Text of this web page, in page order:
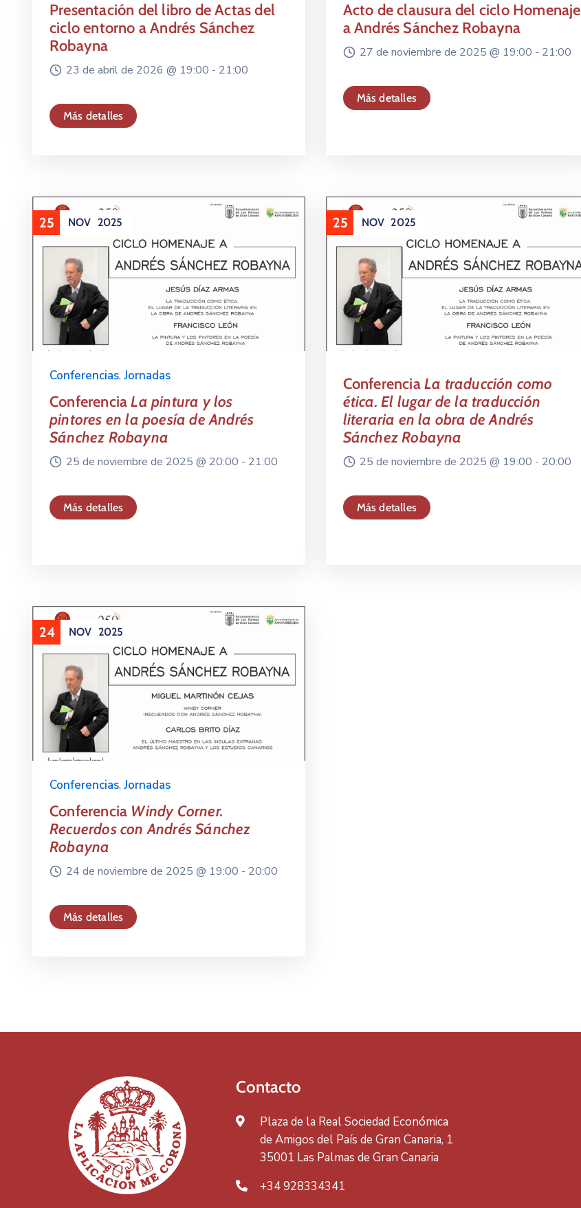
Presentación del libro de Actas del
ciclo entorno a Andrés Sánchez
Robayna
23 de abril de 2026 @ 19:00 - 21:00
Más detalles
Acto de clausura del ciclo Homenaje
a Andrés Sánchez Robayna
27 de noviembre de 2025 @ 19:00 - 21:00
Más detalles
25 NOV 2025
Conferencias, Jornadas
ConferenciaLa pintura y los
pintores en la poesía de Andrés
Sánchez Robayna
25 de noviembre de 2025 @ 20:00 - 21:00
Más detalles
25 NOV 2025
ConferenciaLa traducción como
ética. El lugar de la traducción
literaria en la obra de Andrés
Sánchez Robayna
25 de noviembre de 2025 @ 19:00 - 20:00
Más detalles
24 NOV 2025
Conferencias, Jornadas
Conferencia Windy Corner.
Recuerdos con Andrés Sánchez
Robayna
24 de noviembre de 2025 @ 19:00 - 20:00
Más detalles
Contacto
Plaza de la Real Sociedad Económica
de Amigos del País de Gran Canaria, 1
35001 Las Palmas de Gran Canaria
+34 928334341